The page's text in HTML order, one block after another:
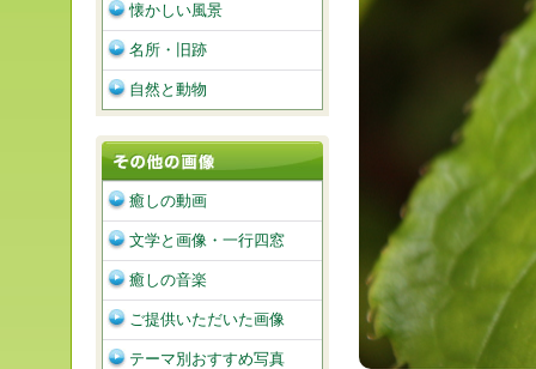
懐かしい風景
名所・旧跡
自然と動物
癒しの動画
文学と画像・一行四窓
癒しの音楽
ご提供いただいた画像
テーマ別おすすめ写真